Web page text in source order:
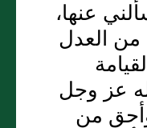
عنها،
من العدل
عز وجل
من